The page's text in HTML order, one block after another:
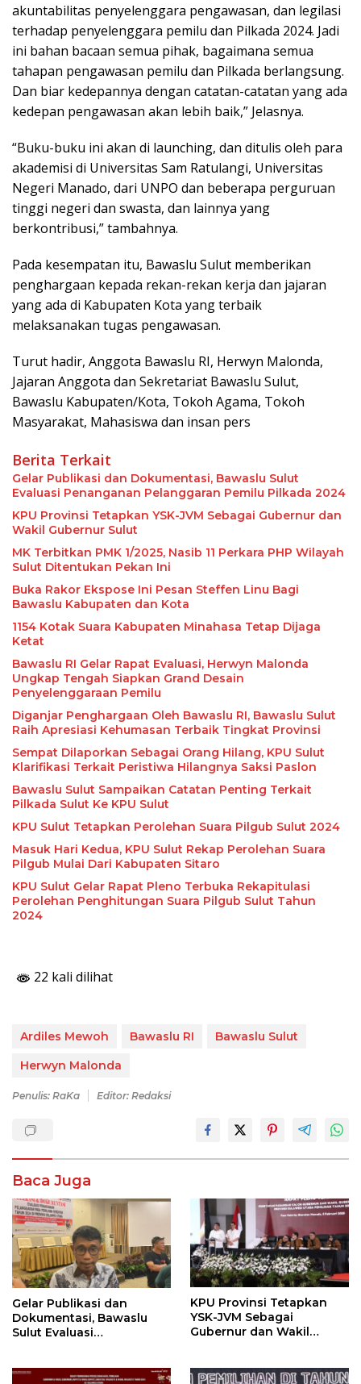
akuntabilitas penyelenggara pengawasan, dan legilasi
terhadap penyelenggara pemilu dan Pilkada 2024. Jadi
ini bahan bacaan semua pihak, bagaimana semua
tahapan pengawasan pemilu dan Pilkada berlangsung.
Dan biar kedepannya dengan catatan-catatan yang ada
kedepan pengawasan akan lebih baik,” Jelasnya.
“Buku-buku ini akan di launching, dan ditulis oleh para
akademisi di Universitas Sam Ratulangi, Universitas
Negeri Manado, dari UNPO dan beberapa perguruan
tinggi negeri dan swasta, dan lainnya yang
berkontribusi,” tambahnya.
Pada kesempatan itu, Bawaslu Sulut memberikan
penghargaan kepada rekan-rekan kerja dan jajaran
yang ada di Kabupaten Kota yang terbaik
melaksanakan tugas pengawasan.
Turut hadir, Anggota Bawaslu RI, Herwyn Malonda,
Jajaran Anggota dan Sekretariat Bawaslu Sulut,
Bawaslu Kabupaten/Kota, Tokoh Agama, Tokoh
Masyarakat, Mahasiswa dan insan pers
Berita Terkait
Gelar Publikasi dan Dokumentasi, Bawaslu Sulut
Evaluasi Penanganan Pelanggaran Pemilu Pilkada 2024
KPU Provinsi Tetapkan YSK-JVM Sebagai Gubernur dan
Wakil Gubernur Sulut
MK Terbitkan PMK 1/2025, Nasib 11 Perkara PHP Wilayah
Sulut Ditentukan Pekan Ini
Buka Rakor Ekspose Ini Pesan Steffen Linu Bagi
Bawaslu Kabupaten dan Kota
1154 Kotak Suara Kabupaten Minahasa Tetap Dijaga
Ketat
Bawaslu RI Gelar Rapat Evaluasi, Herwyn Malonda
Ungkap Tengah Siapkan Grand Desain
Penyelenggaraan Pemilu
Diganjar Penghargaan Oleh Bawaslu RI, Bawaslu Sulut
Raih Apresiasi Kehumasan Terbaik Tingkat Provinsi
Sempat Dilaporkan Sebagai Orang Hilang, KPU Sulut
Klarifikasi Terkait Peristiwa Hilangnya Saksi Paslon
Bawaslu Sulut Sampaikan Catatan Penting Terkait
Pilkada Sulut Ke KPU Sulut
KPU Sulut Tetapkan Perolehan Suara Pilgub Sulut 2024
Masuk Hari Kedua, KPU Sulut Rekap Perolehan Suara
Pilgub Mulai Dari Kabupaten Sitaro
KPU Sulut Gelar Rapat Pleno Terbuka Rekapitulasi
Perolehan Penghitungan Suara Pilgub Sulut Tahun
2024
22 kali dilihat
Ardiles Mewoh Bawaslu RI
Bawaslu Sulut
Herwyn Malonda
Penulis: RaKa Editor: Redaksi
Baca Juga
Gelar Publikasi dan
Dokumentasi, Bawaslu
Sulut Evaluasi
KPU Provinsi Tetapkan
YSK-JVM Sebagai
Gubernur dan Wakil